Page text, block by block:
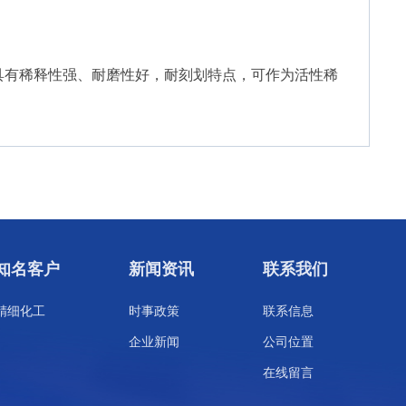
稀释性强、耐磨性好，耐刻划特点，可作为活性稀
名客户
细化工
新闻资讯
时事政策
企业新闻
联系我们
联系信息
公司位置
在线留言